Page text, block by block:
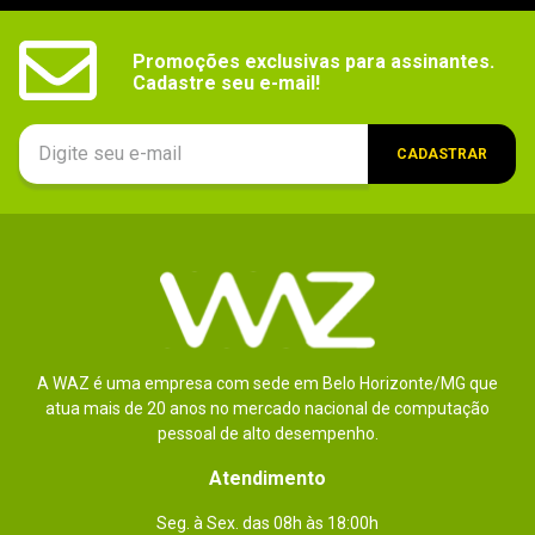
Promoções exclusivas para assinantes.
Cadastre seu e-mail!
CADASTRAR
A WAZ é uma empresa com sede em Belo Horizonte/MG que
atua mais de 20 anos no mercado nacional de computação
pessoal de alto desempenho.
Atendimento
Seg. à Sex. das 08h às 18:00h